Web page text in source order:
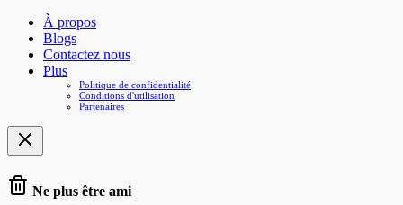
À propos
Blogs
Contactez nous
Plus
Politique de confidentialité
Conditions d'utilisation
Partenaires
Ne plus être ami